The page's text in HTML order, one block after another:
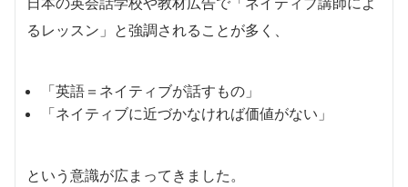
るレッスン」と強調されることが多く、
「英語＝ネイティブが話すもの」
「ネイティブに近づかなければ価値がない」
という意識が広まってきました。